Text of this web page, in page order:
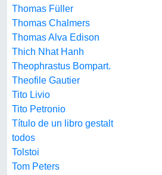
Thomas Füller
Thomas Chalmers
Thomas Alva Edison
Thich Nhat Hanh
Theophrastus Bompart.
Theofile Gautier
Tito Livio
Tito Petronio
Título de un libro gestalt
todos
Tolstoi
Tom Peters